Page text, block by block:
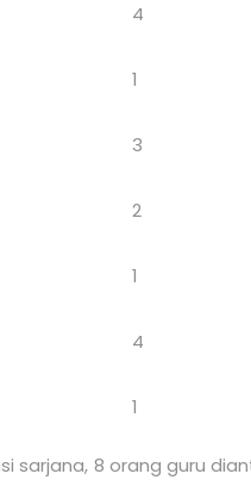
4
1
3
2
1
4
1
sarjana, 8 orang guru